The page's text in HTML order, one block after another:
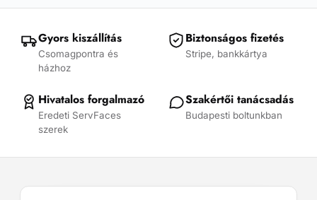
változatok
a
termékoldalon
választhatók
változatok
a
termékoldalon
Gyors kiszállítás
Csomagpontra és
házhoz
Biztonságos fizetés
Stripe, bankkártya
Hivatalos forgalmazó
Eredeti ServFaces
szerek
Szakértői tanácsadás
Budapesti boltunkban